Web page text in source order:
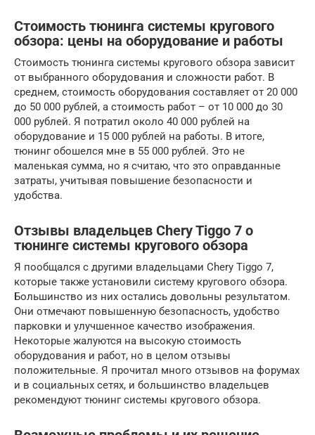
Стоимость тюнинга системы кругового
обзора: цены на оборудование и работы
Стоимость тюнинга системы кругового обзора зависит
от выбранного оборудования и сложности работ. В
среднем, стоимость оборудования составляет от 20 000
до 50 000 рублей, а стоимость работ – от 10 000 до 30
000 рублей. Я потратил около 40 000 рублей на
оборудование и 15 000 рублей на работы. В итоге,
тюнинг обошелся мне в 55 000 рублей. Это не
маленькая сумма, но я считаю, что это оправданные
затраты, учитывая повышение безопасности и
удобства.
Отзывы владельцев Chery Tiggo 7 о
тюнинге системы кругового обзора
Я пообщался с другими владельцами Chery Tiggo 7,
которые также установили систему кругового обзора.
Большинство из них остались довольны результатом.
Они отмечают повышенную безопасность, удобство
парковки и улучшенное качество изображения.
Некоторые жалуются на высокую стоимость
оборудования и работ, но в целом отзывы
положительные. Я прочитал много отзывов на форумах
и в социальных сетях, и большинство владельцев
рекомендуют тюнинг системы кругового обзора.